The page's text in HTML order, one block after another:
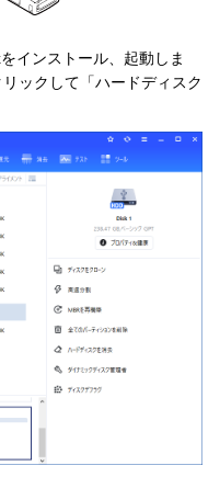
インストール、起動しま
ックして「ハードディスク